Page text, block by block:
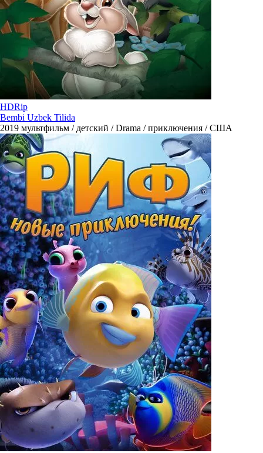
HDRip
Bembi Uzbek Tilida
2019 мультфильм / детский / Drama / приключения / США